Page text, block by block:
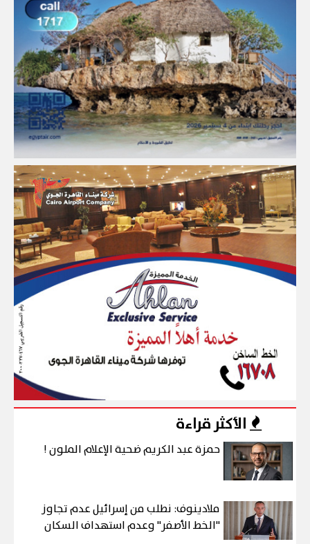
الأكثر قراءة
حمزة عبد الكريم ضحية الإعلام الملون !
ملادينوف: نطلب من إسرائيل عدم تجاوز
"الخط الأصفر" وعدم استهداف السكان